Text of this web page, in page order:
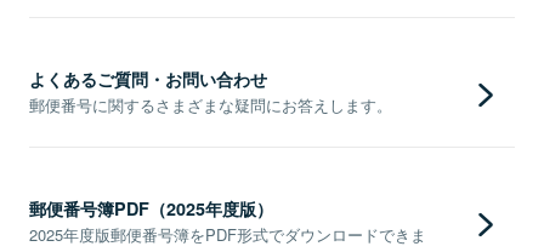
よくあるご質問・お問い合わせ
郵便番号に関するさまざまな疑問にお答えします。
郵便番号簿PDF（2025年度版）
2025年度版郵便番号簿をPDF形式でダウンロードできま